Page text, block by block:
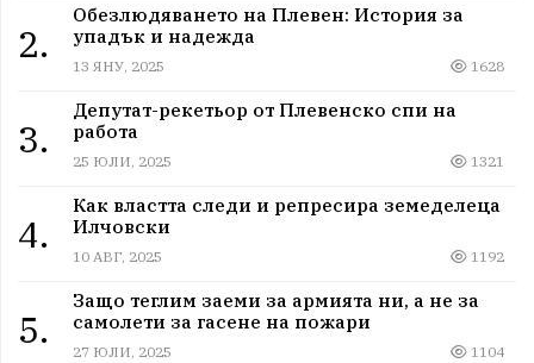
2.
Обезлюдяването на Плевен: История за
упадък и надежда
13 ЯНУ, 2025 1628
3.
Депутат-рекетьор от Плевенско спи на
работа
25 ЮЛИ, 2025 1321
4.
Как властта следи и репресира земеделеца
Илчовски
10 АВГ, 2025 1192
5.
Защо теглим заеми за армията ни, а не за
самолети за гасене на пожари
27 ЮЛИ, 2025 1104